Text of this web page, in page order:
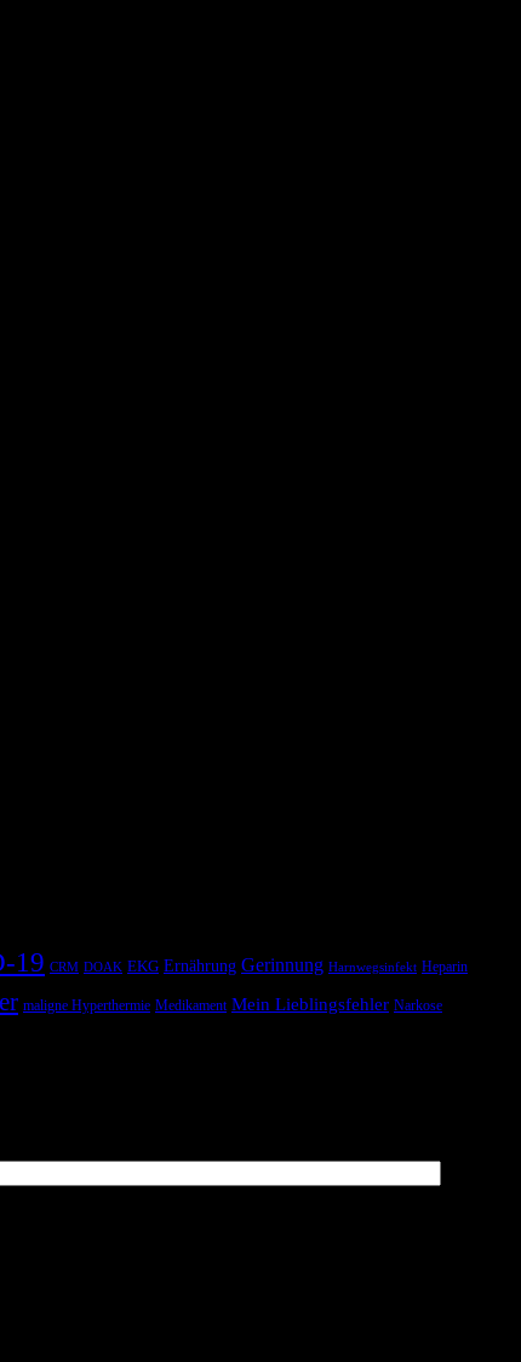
19 CRM DOAK EKG Ernährung Gerinnung Harnwegsinfekt Heparin
maligne Hyperthermie Medikament Mein Lieblingsfehler Narkose